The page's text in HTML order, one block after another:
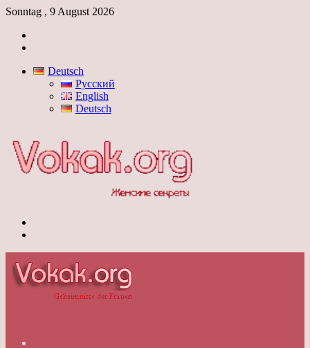
Sonntag , 9 August 2026
Deutsch
Русский
English
Deutsch